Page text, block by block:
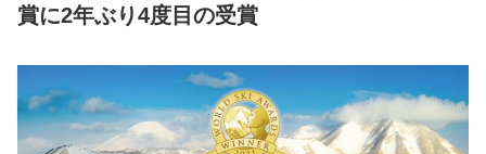
賞に2年ぶり4度目の受賞